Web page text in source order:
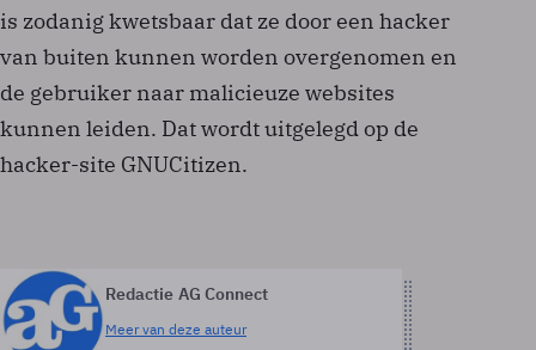
is zodanig kwetsbaar dat ze door een hacker
van buiten kunnen worden overgenomen en
de gebruiker naar malicieuze websites
kunnen leiden. Dat wordt uitgelegd op de
hacker-site GNUCitizen.
Redactie AG Connect
Meer van deze auteur